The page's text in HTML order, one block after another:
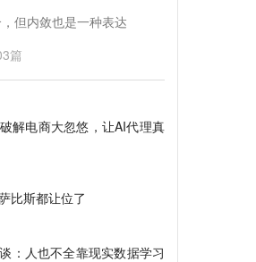
但内敛也是一种表达
篇
解电商大忽悠，让AI代理真
比斯都让位了
：人也不全靠现实数据学习